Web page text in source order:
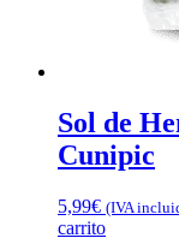
Sol de
Cunipic
5,99€ (IVA
carrito